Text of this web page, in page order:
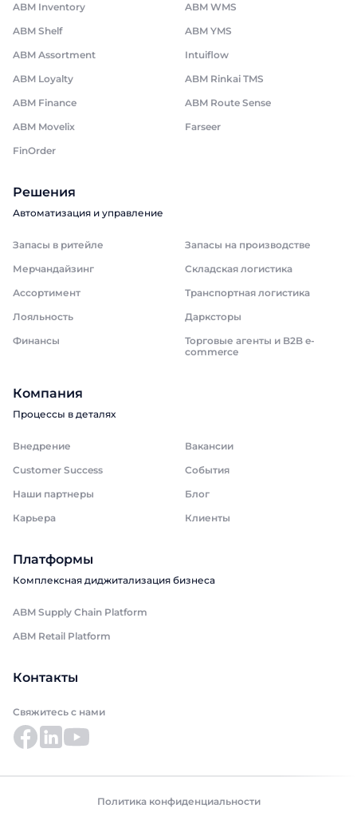
ABM Inventory
ABM WMS
ABM Shelf
ABM YMS
ABM Assortment
Intuiflow
ABM Loyalty
ABM Rinkai TMS
ABM Finance
ABM Route Sense
ABM Movelix
Farseer
FinOrder
Решения
Автоматизация и управление
Запасы в ритейле
Запасы на производстве
Мерчандайзинг
Складская логистика
Ассортимент
Транспортная логистика
Лояльность
Дарксторы
Финансы
Торговые агенты и B2B e-
commerce
Компания
Процессы в деталях
Внедрение
Вакансии
Customer Success
События
Наши партнеры
Блог
Карьера
Клиенты
Платформы
Комплексная диджитализация бизнеса
ABM Supply Chain Platform
ABM Retail Platform
Контакты
Свяжитесь с нами
Политика конфиденциальности